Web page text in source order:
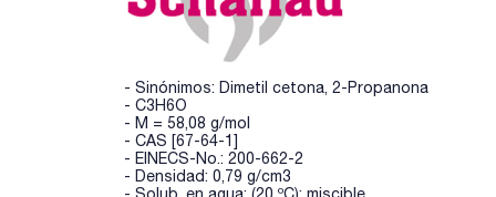
- Sinónimos: Dimetil cetona, 2-Propanona
- C3H6O
- M = 58,08 g/mol
- CAS [67-64-1]
- EINECS-No.: 200-662-2
- Densidad: 0,79 g/cm3
- Solub. en agua: (20 ºC): miscible